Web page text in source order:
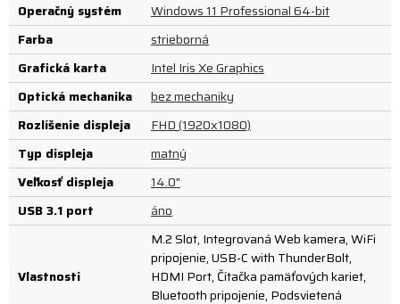
Operačný systém
Windows 11 Professional 64-bit
Farba
strieborná
Grafická karta
Intel Iris Xe Graphics
Optická mechanika
bez mechaniky
Rozlíšenie displeja
FHD (1920x1080)
Typ displeja
matný
Veľkosť displeja
14.0"
USB 3.1 port
áno
Vlastnosti
M.2 Slot, Integrovaná Web kamera, WiFi
pripojenie, USB-C with ThunderBolt,
HDMI Port, Čítačka pamäťových kariet,
Bluetooth pripojenie, Podsvietená